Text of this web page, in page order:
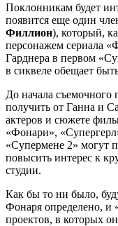
Поклонникам будет
появится еще один
Филлион), который,
персонажем сериала
Гарднера в первом
в сиквеле обещает
До начала съемочного
получить от Ганна и
актеров и сюжете
«Фонари»,
«Супермене 2» могут
повысить интерес к
студии.
Как бы то ни было,
Фонаря определено, и
проектов, в которых